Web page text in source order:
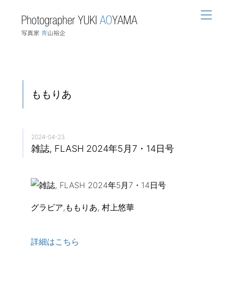
ももりあ
2024-04-23
雑誌, FLASH 2024年5月7・14日号
グラビア,ももりあ, 村上悠華
詳細はこちら